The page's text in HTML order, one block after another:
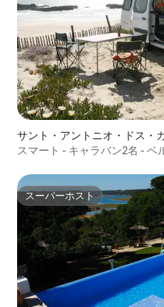
サント・アントニオ・ドス・
ンピングカー・RV
スマート - キャラバン2名 - ベ
スーパーホスト
スーパーホスト